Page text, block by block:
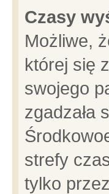
Czasy
Możliwe,
której się
swojego
zgadzała
strefy
tylko